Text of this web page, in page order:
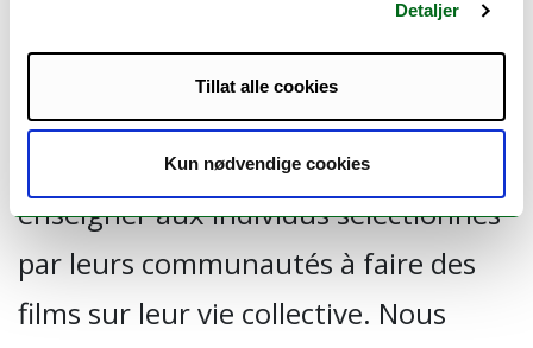
Detaljer
Tillat alle cookies
Kun nødvendige cookies
les sociétés sahéliennes à travers les
«Sahel Par Lui Même» appliqués,
l'initiative - organisant des cours
réflexifs de formation de films pour
enseigner aux individus sélectionnés
par leurs communautés à faire des
films sur leur vie collective. Nous